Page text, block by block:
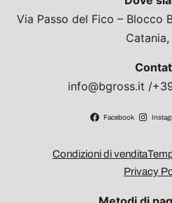
Via Passo del Fico – Blocco
Catania,
info@bgross.it /
Facebook
Condizioni di vendita
Privacy